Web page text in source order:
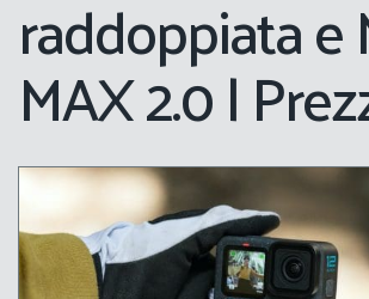
raddoppiata e
MAX 2.0 |